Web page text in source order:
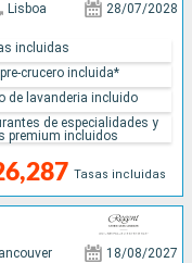
Lisboa 28/07/2028
Tasas incluidas
incluidas
crucero incluida*
de lavanderia incluido
de especialidades y
premium incluidos
18/08/2027